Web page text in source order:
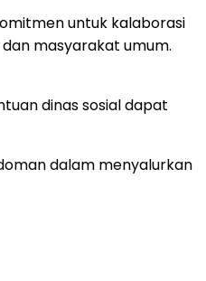
untuk kalaborasi
masyarakat umum.
dinas sosial dapat
dalam menyalurkan